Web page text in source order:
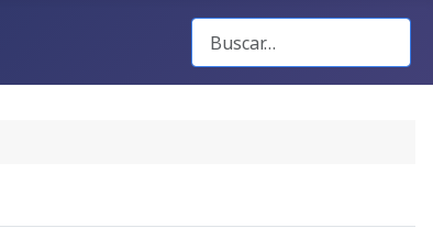
Buscar Gacetas